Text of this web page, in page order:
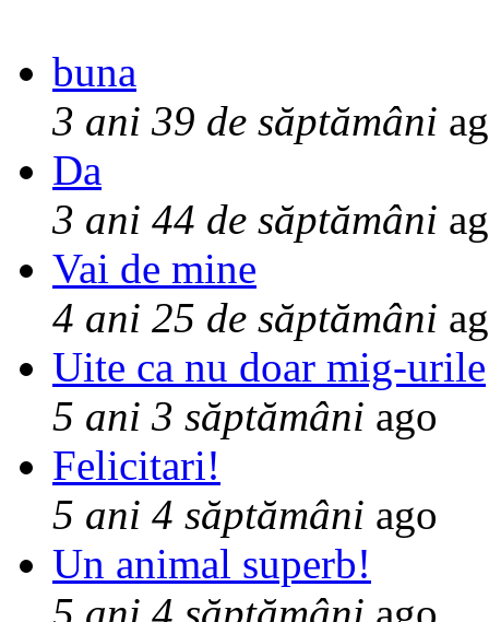
buna
3 ani 39 de săptămâni
Da
3 ani 44 de săptămâni
Vai de mine
4 ani 25 de săptămâni
Uite ca nu doar mig-urile
5 ani 3 săptămâni ago
Felicitari!
5 ani 4 săptămâni ago
Un animal superb!